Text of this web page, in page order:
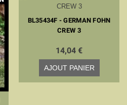
BL35434F - GERMAN FOHN
CREW 3
14,04 €
AJOUT PANIER